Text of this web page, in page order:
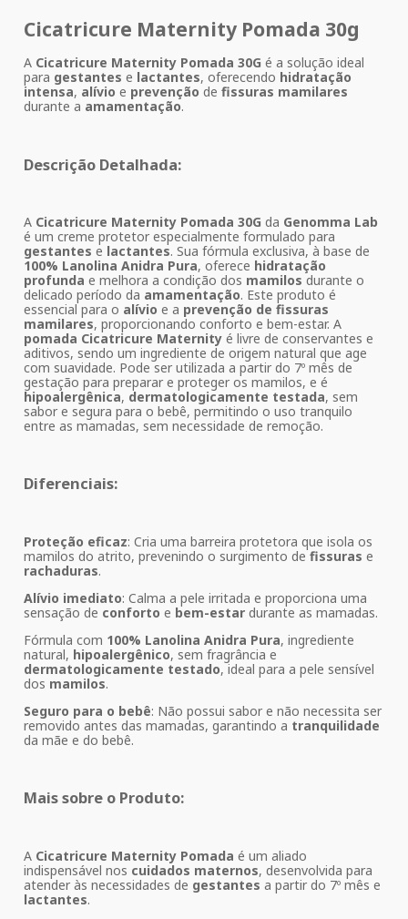
Cicatricure Maternity Pomada 30g
A Cicatricure Maternity Pomada 30G é a solução ideal
para gestantes e lactantes, oferecendo hidratação
intensa, alívio e prevenção de fissuras mamilares
durante a amamentação.
Descrição Detalhada:
A Cicatricure Maternity Pomada 30G da Genomma Lab
é um creme protetor especialmente formulado para
gestantes e lactantes. Sua fórmula exclusiva, à base de
100% Lanolina Anidra Pura, oferece hidratação
profunda e melhora a condição dos mamilos durante o
delicado período da amamentação. Este produto é
essencial para o alívio e a prevenção de fissuras
mamilares, proporcionando conforto e bem-estar. A
pomada Cicatricure Maternity é livre de conservantes e
aditivos, sendo um ingrediente de origem natural que age
com suavidade. Pode ser utilizada a partir do 7º mês de
gestação para preparar e proteger os mamilos, e é
hipoalergênica, dermatologicamente testada, sem
sabor e segura para o bebê, permitindo o uso tranquilo
entre as mamadas, sem necessidade de remoção.
Diferenciais:
Proteção eficaz: Cria uma barreira protetora que isola os
mamilos do atrito, prevenindo o surgimento defissuras e
rachaduras.
Alívio imediato: Calma a pele irritada e proporciona uma
sensação de conforto e bem-estar durante as mamadas.
Fórmula com 100% Lanolina Anidra Pura, ingrediente
natural, hipoalergênico, sem fragrância e
dermatologicamente testado, ideal para a pele sensível
dos mamilos.
Seguro para o bebê: Não possui sabor e não necessita ser
removido antes das mamadas, garantindo a tranquilidade
da mãe e do bebê.
Mais sobre o Produto:
A Cicatricure Maternity Pomada é um aliado
indispensável nos cuidados maternos, desenvolvida para
atender às necessidades de gestantes a partir do 7º mês e
lactantes.